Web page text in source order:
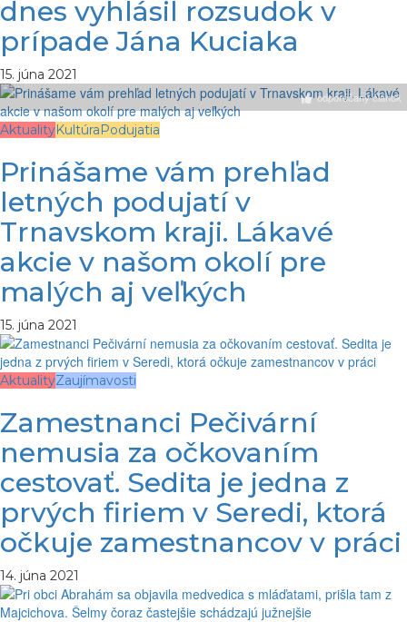
dnes vyhlásil rozsudok v
prípade Jána Kuciaka
15. júna 2021
odporúčaný článok
AktualityKultúra Podujatia
Prinášame vám prehľad
letných podujatí v
Trnavskom kraji. Lákavé
akcie v našom okolí pre
malých aj veľkých
15. júna 2021
AktualityZaujímavosti
Zamestnanci Pečivární
nemusia za očkovaním
cestovať. Sedita je jedna z
prvých firiem v Seredi, ktorá
očkuje zamestnancov v práci
14. júna 2021